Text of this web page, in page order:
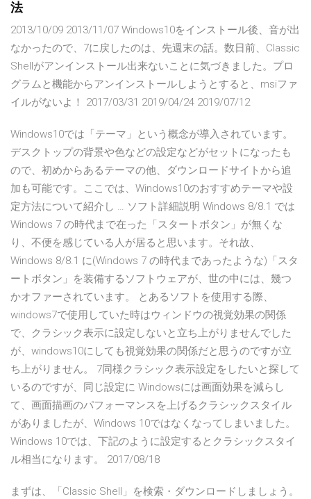
法
2013/10/09 2013/11/07 Windows10をインストール後、音が出
なかったので、7に戻したのは、先週末の話。数日前、Classic
Shellがアンインストール出来ないことに気づきました。プロ
グラムと機能からアンインストールしようとすると、msiファ
イルがないよ！ 2017/03/31 2019/04/24 2019/07/12
Windows10では「テーマ」という概念が導入されています。
デスクトップの背景や色などの設定などがセットになったも
ので、初めからあるテーマの他、ダウンロードサイトから追
加も可能です。ここでは、Windows10のおすすめテーマや設
定方法について紹介し … ソフト詳細説明 Windows 8/8.1 では
Windows 7 の時代まで在った「スタートボタン」が無くな
り、不便を感じている人が居ると思います。それ故、
Windows 8/8.1 に(Windows 7 の時代まであったような)「スタ
ートボタン」を装備するソフトウェアが、世の中には、幾つ
かオファーされています。 とあるソフトを使用する際、
windows7で使用していた時はウィンドウの視覚効果の関係
で、クラシック表示に設定しないと立ち上がりませんでした
が、windows10にしても視覚効果の関係だと思うのですが立
ち上がりません。 7同様クラシック表示設定をしたいと探して
いるのですが、同じ設定に Windowsには画面効果を減らし
て、画面描画のパフォーマンスを上げるクラシックスタイル
がありましたが、Windows 10ではなくなってしまいました。
Windows 10では、下記のように設定するとクラシックスタイ
ル相当になります。 2017/08/18
まずは、「Classic Shell」を検索・ダウンロードしましょう。